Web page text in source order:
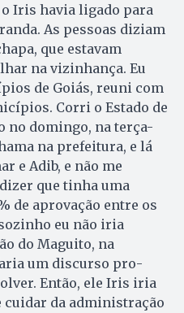
Iris havia ligado para
As pessoas diziam
que estavam
na vizinhança. Eu
de Goiás, reuni com
Corri o Estado de
no domingo, na terça-
na prefeitura, e lá
e Adib, e não me
que tinha uma
de aprovação entre os
eu não iria
do Maguito, na
um discurso pro-
Então, ele Iris iria
cuidar da administração